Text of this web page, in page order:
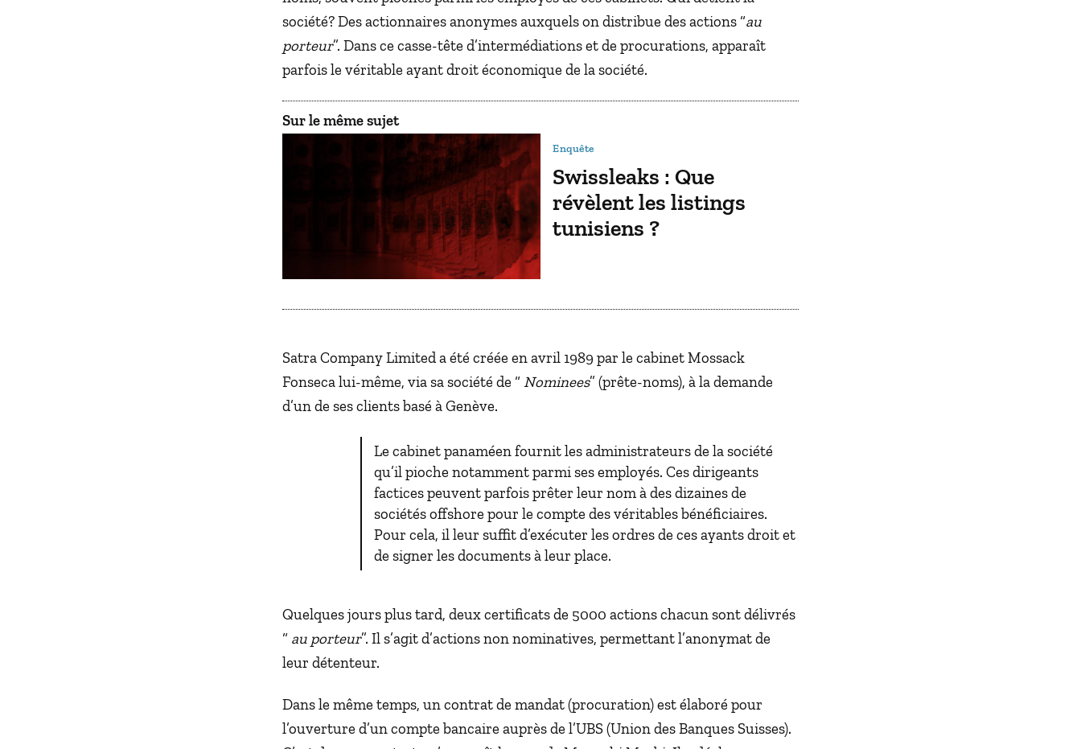
société? Des actionnaires anonymes auxquels on distribue des actions “au
porteur”. Dans ce casse-tête d’intermédiations et de procurations, apparaît
parfois le véritable ayant droit économique de la société.
Sur le même sujet
Enquête
Swissleaks : Que
révèlent les listings
tunisiens ?
Satra Company Limited a été créée en avril 1989 par le cabinet Mossack
Fonseca lui-même, via sa société de “ Nominees” (prête-noms), à la demande
d’un de ses clients basé à Genève.
Le cabinet panaméen fournit les administrateurs de la société
qu’il pioche notamment parmi ses employés. Ces dirigeants
factices peuvent parfois prêter leur nom à des dizaines de
sociétés offshore pour le compte des véritables bénéficiaires.
Pour cela, il leur suffit d’exécuter les ordres de ces ayants droit et
de signer les documents à leur place.
Quelques jours plus tard, deux certificats de 5000 actions chacun sont délivrés
“ au porteur”. Il s’agit d’actions non nominatives, permettant l’anonymat de
leur détenteur.
Dans le même temps, un contrat de mandat (procuration) est élaboré pour
l’ouverture d’un compte bancaire auprès de l’UBS (Union des Banques Suisses).